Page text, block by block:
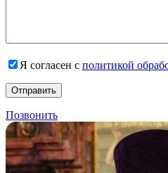
Я согласен с политикой
Позвонить